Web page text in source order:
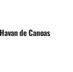
de Canoas